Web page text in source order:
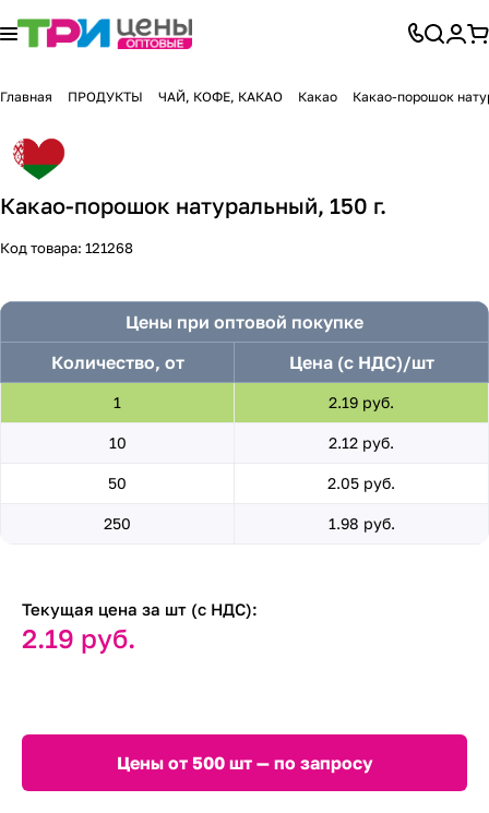
Главная ПРОДУКТЫ ЧАЙ, КОФЕ, КАКАО Какао Какао-порошок
Какао-порошок натуральный, 150 г.
Код товара: 121268
Цены при оптовой покупке
Количество, от
Цена (с НДС)/шт
1 2.19 руб.
10 2.12 руб.
50 2.05 руб.
250 1.98 руб.
Текущая цена за шт (с НДС):
2.19 руб.
Цены от 500 шт — по запросу